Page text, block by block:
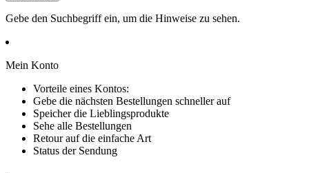
Gebe den Suchbegriff ein, um die Hinweise zu sehen.
Mein Konto
Vorteile eines Kontos:
Gebe die nächsten Bestellungen schneller auf
Speicher die Lieblingsprodukte
Sehe alle Bestellungen
Retour auf die einfache Art
Status der Sendung